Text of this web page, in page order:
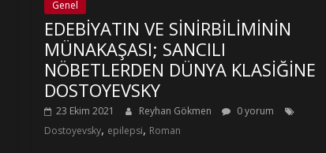
Genel
EDEBİYATIN VE SİNİRBİLİMİNİN
MÜNAKAŞASI; SANCILI
NÖBETLERDEN DÜNYA KLASİĞİNE
DOSTOYEVSKY
23 Ekim 2021 Reyhan Gökmen
0 yorum
Dostoyevsky, epilepsi, Roman